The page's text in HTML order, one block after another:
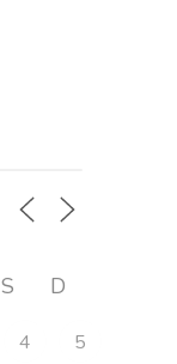
S D
4
5